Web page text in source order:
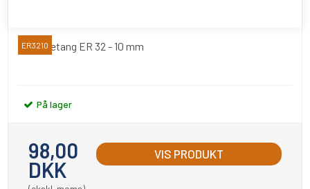
Spændetang ER 32 - 10 mm
ER3210
På lager
98,00
DKK
VIS PRODUKT